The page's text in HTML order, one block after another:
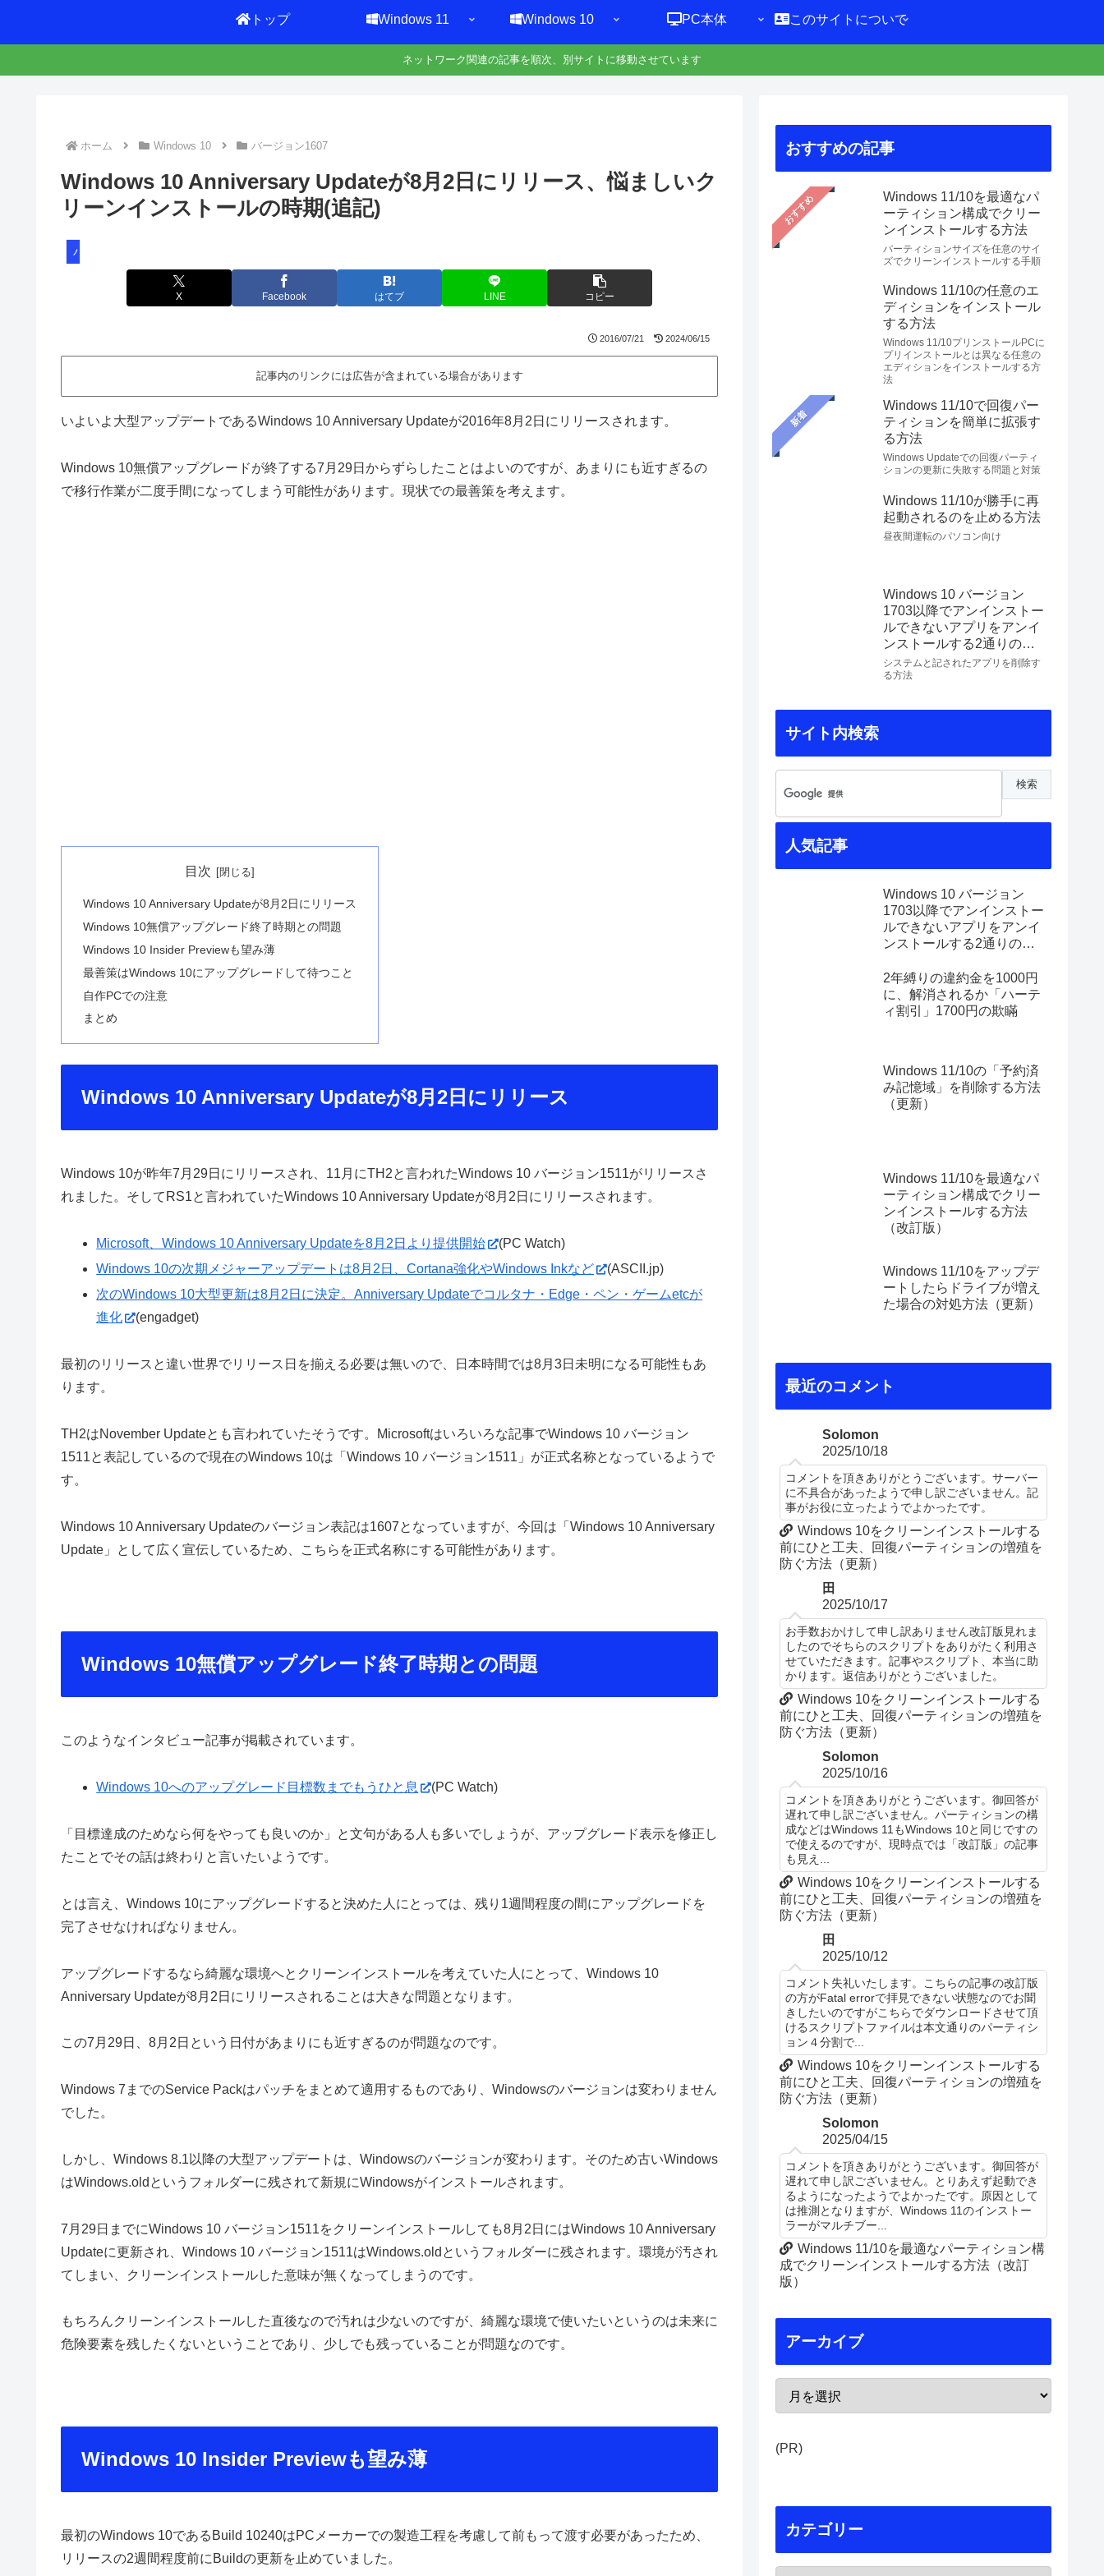
トップ Windows 11 Windows 10 PC本体 このサイトについて
ネットワーク関連の記事を順次、別サイトに移動させています
ホーム Windows 10 バージョン1607
Windows 10 Anniversary Updateが8月2日にリリース、悩ましいク
リーンインストールの時期(追記)
バージョン1607
X Facebook はてブ LINE コピー
2016/07/21 2024/06/15
記事内のリンクには広告が含まれている場合があります
いよいよ大型アップデートであるWindows 10 Anniversary Updateが2016年8月2日にリリースされます。
Windows 10無償アップグレードが終了する7月29日からずらしたことはよいのですが、あまりにも近すぎるの
で移行作業が二度手間になってしまう可能性があります。現状での最善策を考えます。
目次
Windows 10 Anniversary Updateが8月2日にリリース
Windows 10無償アップグレード終了時期との問題
Windows 10 Insider Previewも望み薄
最善策はWindows 10にアップグレードして待つこと
自作PCでの注意
まとめ
Windows 10 Anniversary Updateが8月2日にリリース
Windows 10が昨年7月29日にリリースされ、11月にTH2と言われたWindows 10 バージョン1511がリリースさ
れました。そしてRS1と言われていたWindows 10 Anniversary Updateが8月2日にリリースされます。
Microsoft、Windows 10 Anniversary Updateを8月2日より提供開始
(PC Watch)
Windows 10の次期メジャーアップデートは8月2日、Cortana強化やWindows Inkなど
(ASCII.jp)
次のWindows 10大型更新は8月2日に決定。Anniversary Updateでコルタナ・Edge・ペン・ゲームetcが
進化
(engadget)
最初のリリースと違い世界でリリース日を揃える必要は無いので、日本時間では8月3日未明になる可能性もあ
ります。
TH2はNovember Updateとも言われていたそうです。Microsoftはいろいろな記事でWindows 10 バージョン
1511と表記しているので現在のWindows 10は「Windows 10 バージョン1511」が正式名称となっているようで
す。
Windows 10 Anniversary Updateのバージョン表記は1607となっていますが、今回は「Windows 10 Anniversary
Update」として広く宣伝しているため、こちらを正式名称にする可能性があります。
Windows 10無償アップグレード終了時期との問題
このようなインタビュー記事が掲載されています。
Windows 10へのアップグレード目標数までもうひと息 (PC Watch)
「目標達成のためなら何をやっても良いのか」と文句がある人も多いでしょうが、アップグレード表示を修正し
たことでその話は終わりと言いたいようです。
とは言え、Windows 10にアップグレードすると決めた人にとっては、残り1週間程度の間にアップグレードを
完了させなければなりません。
アップグレードするなら綺麗な環境へとクリーンインストールを考えていた人にとって、Windows 10
Anniversary Updateが8月2日にリリースされることは大きな問題となります。
この7月29日、8月2日という日付があまりにも近すぎるのが問題なのです。
Windows 7までのService Packはパッチをまとめて適用するものであり、Windowsのバージョンは変わりません
でした。
しかし、Windows 8.1以降の大型アップデートは、Windowsのバージョンが変わります。そのため古いWindows
はWindows.oldというフォルダーに残されて新規にWindowsがインストールされます。
7月29日までにWindows 10 バージョン1511をクリーンインストールしても8月2日にはWindows 10 Anniversary
Updateに更新され、Windows 10 バージョン1511はWindows.oldというフォルダーに残されます。環境が汚され
てしまい、クリーンインストールした意味が無くなってしまうのです。
もちろんクリーンインストールした直後なので汚れは少ないのですが、綺麗な環境で使いたいというのは未来に
危険要素を残したくないということであり、少しでも残っていることが問題なのです。
Windows 10 Insider Previewも望み薄
最初のWindows 10であるBuild 10240はPCメーカーでの製造工程を考慮して前もって渡す必要があったため、
リリースの2週間程度前にBuildの更新を止めていました。
おすすめの記事
おすすめ
Windows 11/10を最適なパ
ーティション構成でクリー
ンインストールする方法
パーティションサイズを任意のサイ
ズでクリーンインストールする手順
Windows 11/10の任意のエ
ディションをインストール
する方法
Windows 11/10プリンストールPCに
プリインストールとは異なる任意の
エディションをインストールする方
法
新着
Windows 11/10で回復パー
ティションを簡単に拡張す
る方法
Windows Updateでの回復パーティ
ションの更新に失敗する問題と対策
Windows 11/10が勝手に再
起動されるのを止める方法
昼夜間運転のパソコン向け
Windows 10 バージョン
1703以降でアンインストー
ルできないアプリをアンイ
ンストールする2通りの方
法
システムと記されたアプリを削除す
る方法
サイト内検索
人気記事
Windows 10 バージョン
1703以降でアンインストー
ルできないアプリをアンイ
ンストールする2通りの方
2年縛りの違約金を1000円
に、解消されるか「ハーテ
ィ割引」1700円の欺瞞
Windows 11/10の「予約済
み記憶域」を削除する方法
（更新）
Windows 11/10を最適なパ
ーティション構成でクリー
ンインストールする方法
（改訂版）
Windows 11/10をアップデ
ートしたらドライブが増え
た場合の対処方法（更新）
最近のコメント
Solomon
2025/10/18
コメントを頂きありがとうございます。サーバー
に不具合があったようで申し訳ございません。記
事がお役に立ったようでよかったです。
Windows 10をクリーンインストールする
前にひと工夫、回復パーティションの増殖を
防ぐ方法（更新）
田
2025/10/17
お手数おかけして申し訳ありません改訂版見れま
したのでそちらのスクリプトをありがたく利用さ
せていただきます。記事やスクリプト、本当に助
かります。返信ありがとうございました。
Windows 10をクリーンインストールする
前にひと工夫、回復パーティションの増殖を
防ぐ方法（更新）
Solomon
2025/10/16
コメントを頂きありがとうございます。御回答が
遅れて申し訳ございません。パーティションの構
成などはWindows 11もWindows 10と同じですの
で使えるのですが、現時点では「改訂版」の記事
も見え...
Windows 10をクリーンインストールする
前にひと工夫、回復パーティションの増殖を
防ぐ方法（更新）
田
2025/10/12
コメント失礼いたします。こちらの記事の改訂版
の方がFatal errorで拝見できない状態なのでお聞
きしたいのですがこちらでダウンロードさせて頂
けるスクリプトファイルは本文通りのパーティシ
ョン４分割で...
Windows 10をクリーンインストールする
前にひと工夫、回復パーティションの増殖を
防ぐ方法（更新）
Solomon
2025/04/15
コメントを頂きありがとうございます。御回答が
遅れて申し訳ございません。とりあえず起動でき
るようになったようでよかったです。原因として
は推測となりますが、Windows 11のインストー
ラーがマルチブー...
Windows 11/10を最適なパーティション構
成でクリーンインストールする方法（改訂
版）
アーカイブ
(PR)
カテゴリー